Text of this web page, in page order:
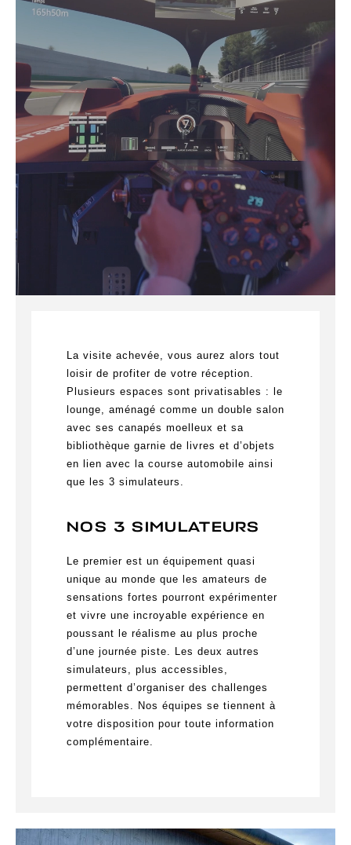
La visite achevée, vous aurez alors tout
loisir de profiter de votre réception.
Plusieurs espaces sont privatisables : le
lounge, aménagé comme un double salon
avec ses canapés moelleux et sa
bibliothèque garnie de livres et d’objets
en lien avec la course automobile ainsi
que les 3 simulateurs.
NOS 3 SIMULATEURS
Le premier est un équipement quasi
unique au monde que les amateurs de
sensations fortes pourront expérimenter
et vivre une incroyable expérience en
poussant le réalisme au plus proche
d’une journée piste. Les deux autres
simulateurs, plus accessibles,
permettent d’organiser des challenges
mémorables. Nos équipes se tiennent à
votre disposition pour toute information
complémentaire.